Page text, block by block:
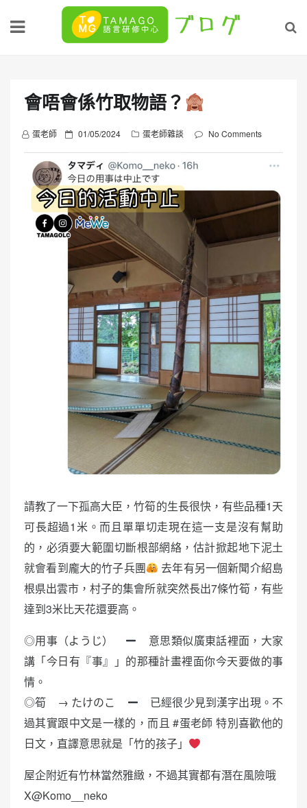
會唔會係竹取物語？
蛋老師
P
o
s
t
e
d
o
n
01/05/2024 蛋老師雜談 No Comments
請教了一下孤高大臣，竹筍的生長很快，有些品種1天
可長超過1米。而且單單切走現在這一支是沒有幫助
的，必須要大範圍切斷根部網絡，估計掀起地下泥土
就會看到龐大的竹子兵團
去年有另一個新聞介紹島
根県出雲市，村子的集會所就突然長出7條竹筍，有些
達到3米比天花還要高。
◎用事（ようじ）
意思類似廣東話裡面，大家
講「今日有『事』」的那種計畫裡面你今天要做的事
情。
◎筍 → たけのこ
已經很少見到漢字出現。不
過其實跟中文是一樣的，而且 #蛋老師 特別喜歡他的
日文，直譯意思就是「竹的孩子」
屋企附近有竹林當然雅緻，不過其實都有潛在風險哦
X@Komo__neko